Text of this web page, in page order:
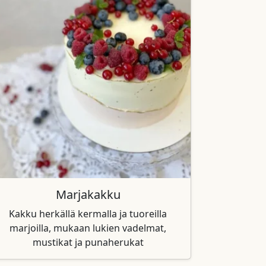
Marjakakku
Kakku herkällä kermalla ja tuoreilla
marjoilla, mukaan lukien vadelmat,
mustikat ja punaherukat